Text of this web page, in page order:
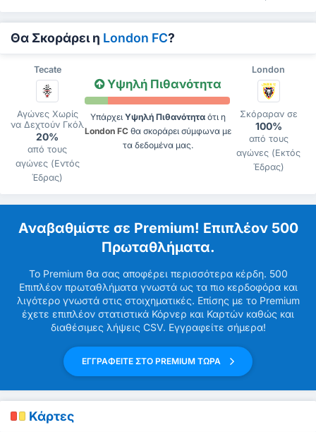
Θα Σκοράρει η London FC?
Tecate London
Αγώνες Χωρίς
να Δεχτούν Γκόλ
20%
από τους
αγώνες (Εντός
Έδρας)
Υψηλή Πιθανότητα
Υπάρχει Υψηλή Πιθανότητα ότι η
London FC θα σκοράρει σύμφωνα με
τα δεδομένα μας.
Σκόραραν σε
100%
από τους
αγώνες (Εκτός
Έδρας)
Αναβαθμίστε σε Premium! Επιπλέον 500
Πρωταθλήματα.
Το Premium θα σας αποφέρει περισσότερα κέρδη. 500
Επιπλέον πρωταθλήματα γνωστά ως τα πιο κερδοφόρα και
λιγότερο γνωστά στις στοιχηματικές. Επίσης με το Premium
έχετε επιπλέον στατιστικά Κόρνερ και Καρτών καθώς και
διαθέσιμες λήψεις CSV. Εγγραφείτε σήμερα!
ΕΓΓΡΑΦΕΙΤΕ ΣΤΟ PREMIUM ΤΩΡΑ
Κάρτες